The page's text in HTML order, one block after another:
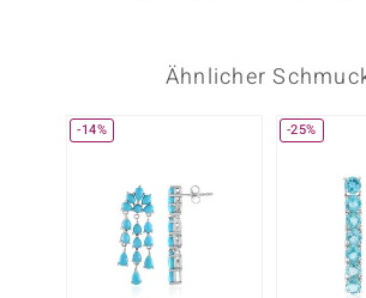
Ähnlicher
-14% -25%